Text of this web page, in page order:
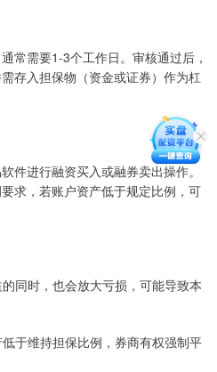
常需要1-3个工作日。审核通过后，
存入担保物（资金或证券）作为杠
件进行融资买入或融券卖出操作。
求，若账户资产低于规定比例，可
同时，也会放大亏损，可能导致本
于维持担保比例，券商有权强制平